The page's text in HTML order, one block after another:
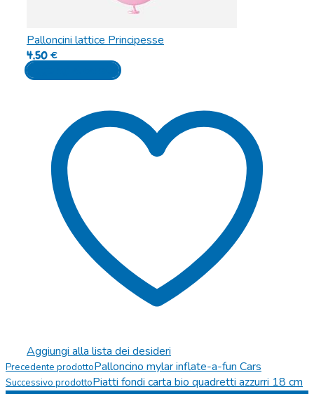
Palloncini lattice Principesse
4,50€
Aggiungi al carrello
Aggiungi alla lista dei desideri
Precedente prodottoPalloncino mylar inflate-a-fun Cars
Successivo prodottoPiatti fondi carta bio quadretti azzurri 18 cm